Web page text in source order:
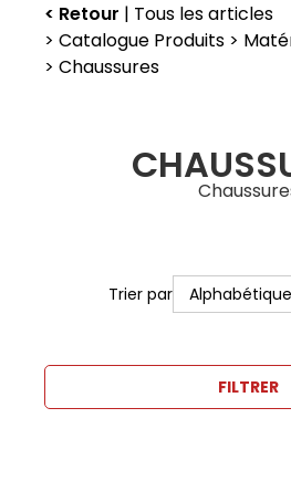
Retour
Tous les articles
Catalogue Produits
Chaussures
Trier par
FILTRER